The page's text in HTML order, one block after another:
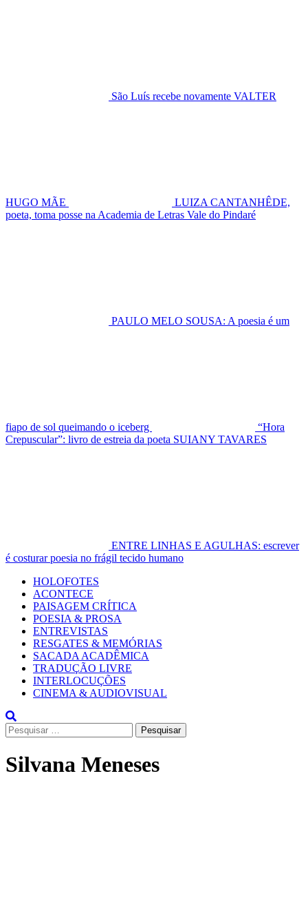
São Luís recebe novamente VALTER
HUGO MÃE
LUIZA CANTANHÊDE,
poeta, toma posse na Academia de Letras Vale do Pindaré
PAULO MELO SOUSA: A poesia é um
fiapo de sol queimando o iceberg
“Hora
Crepuscular”: livro de estreia da poeta SUIANY TAVARES
ENTRE LINHAS E AGULHAS: escrever
é costurar poesia no frágil tecido humano
Primary
Menu
HOLOFOTES
ACONTECE
PAISAGEM CRÍTICA
POESIA & PROSA
ENTREVISTAS
RESGATES & MEMÓRIAS
SACADA ACADÊMICA
TRADUÇÃO LIVRE
INTERLOCUÇÕES
CINEMA & AUDIOVISUAL
Pesquisar
por:
Silvana Meneses